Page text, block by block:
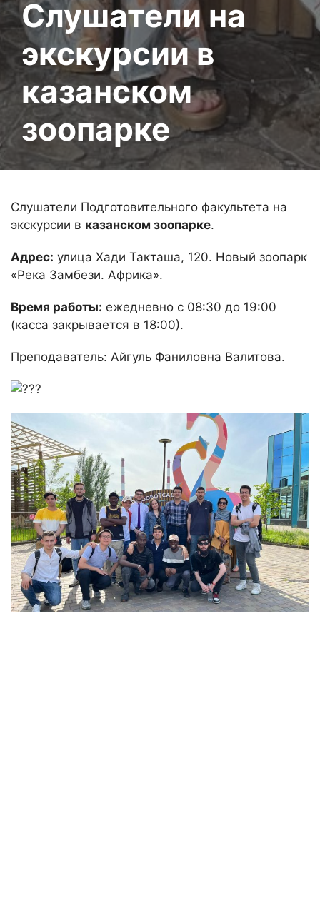
Слушатели на
экскурсии в
казанском
зоопарке
Слушатели Подготовительного факультета на
экскурсии в казанском зоопарке.
Адрес: улица Хади Такташа, 120. Новый зоопарк
«‎Река Замбези. Африка».
Время работы: ежедневно с 08:30 до 19:00
(касса закрывается в 18:00).
Преподаватель: Айгуль Фаниловна Валитова.